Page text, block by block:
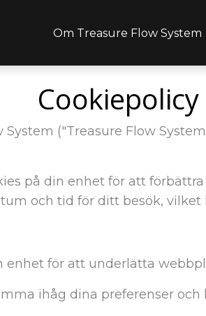
Om Treasure Flow System
Cookiepolicy
("Treasure Flow
på din enhet för att
och tid för ditt besök,
för att underlätta
ihåg dina preferenser och